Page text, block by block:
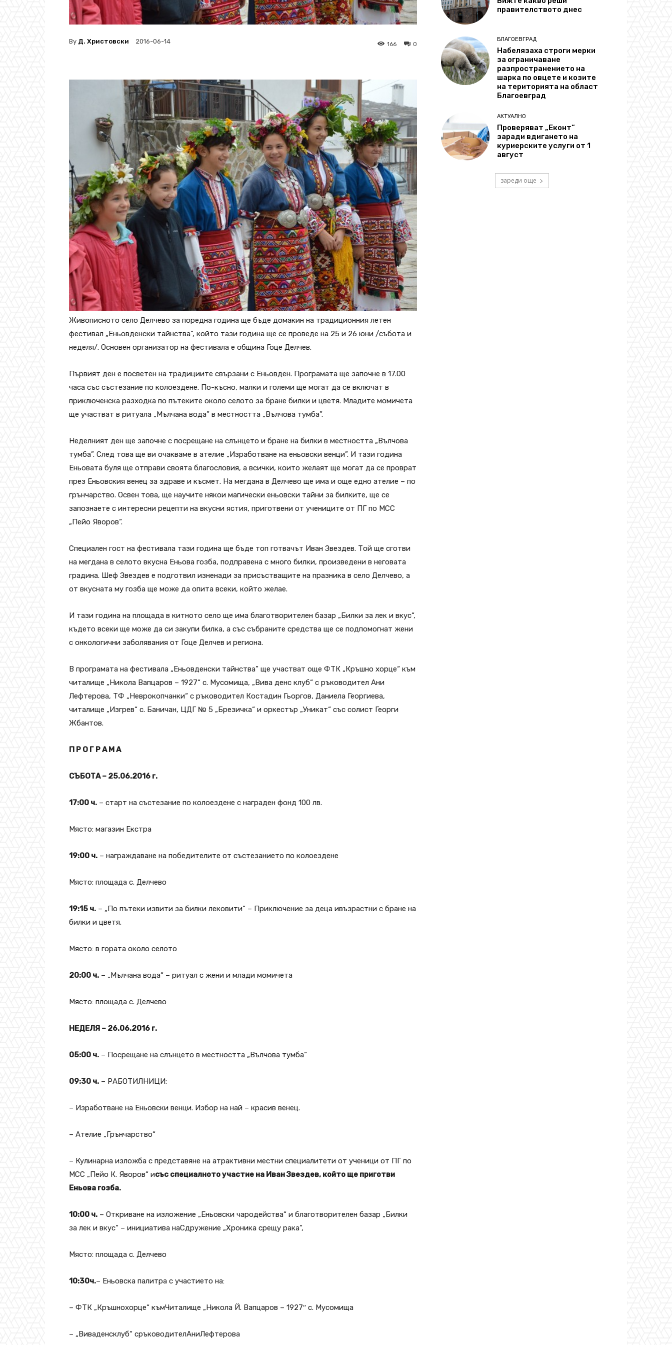
By Д. Христовски 2016-06-14 0
166
Живописното село Делчево за поредна година ще бъде домакин на традиционния летен
фестивал „Еньовденски тайнства”, който тази година ще се проведе на 25 и 26 юни /събота и
неделя/. Основен организатор на фестивала е община Гоце Делчев.
Първият ден е посветен на традициите свързани с Еньовден. Програмата ще започне в 17.00
часа със състезание по колоездене. По-късно, малки и големи ще могат да се включат в
приключенска разходка по пътеките около селото за бране билки и цветя. Младите момичета
ще участват в ритуала „Мълчана вода” в местността „Вълчова тумба”.
Неделният ден ще започне с посрещане на слънцето и бране на билки в местността „Вълчова
тумба”. След това ще ви очакваме в ателие „Изработване на еньовски венци”. И тази година
Еньовата буля ще отправи своята благословия, а всички, които желаят ще могат да се проврат
през Еньовския венец за здраве и късмет. На мегдана в Делчево ще има и още едно ателие – по
грънчарство. Освен това, ще научите някои магически еньовски тайни за билките, ще се
запознаете с интересни рецепти на вкусни ястия, приготвени от учениците от ПГ по МСС
„Пейо Яворов“.
Специален гост на фестивала тази година ще бъде топ готвачът Иван Звездев. Той ще сготви
на мегдана в селото вкусна Еньова гозба, подправена с много билки, произведени в неговата
градина. Шеф Звездев е подготвил изненади за присъстващите на празника в село Делчево, а
от вкусната му гозба ще може да опита всеки, който желае.
И тази година на площада в китното село ще има благотворителен базар „Билки за лек и вкус“,
където всеки ще може да си закупи билка, а със събраните средства ще се подпомогнат жени
с онкологични заболявания от Гоце Делчев и региона.
В програмата на фестивала „Еньовденски тайнства” ще участват още ФТК „Кръшно хорце“ към
читалище „Никола Вапцаров – 1927“ с. Мусомища, „Вива денс клуб“ с ръководител Ани
Лефтерова, ТФ „Неврокопчанки“ с ръководител Костадин Гьоргов, Даниела Георгиева,
читалище „Изгрев“ с. Баничан, ЦДГ № 5 „Брезичка“ и оркестър „Уникат“ със солист Георги
Жбантов.
П Р О Г Р А М А
СЪБОТА – 25.06.2016 г.
17:00 ч. – старт на състезание по колоездене с награден фонд 100 лв.
Място: магазин Екстра
19:00 ч. – награждаване на победителите от състезанието по колоездене
Място: площада с. Делчево
19:15 ч. – „По пътеки извити за билки лековити“ – Приключение за деца ивъзрастни с бране на
билки и цветя.
Място: в гората около селото
20:00 ч. – „Мълчана вода“ – ритуал с жени и млади момичета
Място: площада с. Делчево
НЕДЕЛЯ – 26.06.2016 г.
05:00 ч. – Посрещане на слънцето в местността „Вълчова тумба“
09:30 ч. – РАБОТИЛНИЦИ:
– Изработване на Еньовски венци. Избор на най – красив венец.
– Ателие „Грънчарство“
– Кулинарна изложба с представяне на атрактивни местни специалитети от ученици от ПГ по
МСС „Пейо К. Яворов“ исъс специалното участие на Иван Звездев, който ще приготви
Еньова гозба.
10:00 ч. – Откриване на изложение „Еньовски чародейства“ и благотворителен базар „Билки
за лек и вкус“ – инициатива наСдружение „Хроника срещу рака“,
Място: площада с. Делчево
10:30ч.– Еньовска палитра с участието на:
– ФТК „Кръшнохорце“ къмЧиталище „Никола Й. Вапцаров – 1927″ с. Мусомища
– „Виваденсклуб“ сръководителАниЛефтерова
правителството днес
БЛАГОЕВГРАД
Набелязаха строги мерки
за ограничаване
разпространението на
шарка по овцете и козите
на територията на област
Благоевград
АКТУАЛНО
Проверяват „Еконт“
заради вдигането на
куриерските услуги от 1
август
зареди още